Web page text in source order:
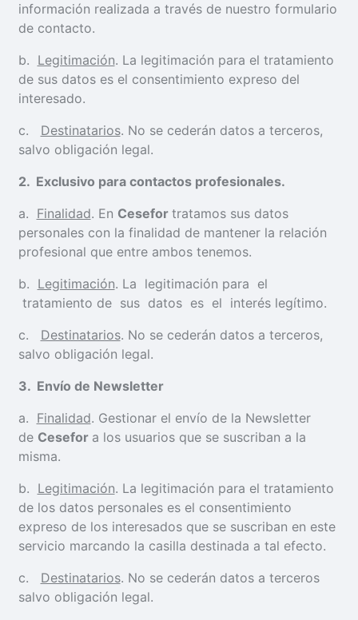
información realizada a través de nuestro formulario
de contacto.
b. Legitimación. La legitimación para el tratamiento
de sus datos es el consentimiento expreso del
interesado.
c. Destinatarios. No se cederán datos a terceros,
salvo obligación legal.
2. Exclusivo para contactos profesionales.
a. Finalidad. En Cesefor tratamos sus datos
personales con la finalidad de mantener la relación
profesional que entre ambos tenemos.
b. Legitimación. La legitimación para el
tratamiento de sus datos es el interés legítimo.
c. Destinatarios. No se cederán datos a terceros,
salvo obligación legal.
3. Envío de Newsletter
a. Finalidad. Gestionar el envío de la Newsletter
de Cesefor a los usuarios que se suscriban a la
misma.
b. Legitimación. La legitimación para el tratamiento
de los datos personales es el consentimiento
expreso de los interesados que se suscriban en este
servicio marcando la casilla destinada a tal efecto.
c. Destinatarios. No se cederán datos a terceros
salvo obligación legal.